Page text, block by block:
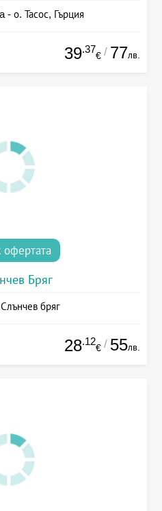
- о. Тасос, Гърция
39.37
€ / 77лв.
офертата
Бряг
бряг
28.12
€ / 55лв.